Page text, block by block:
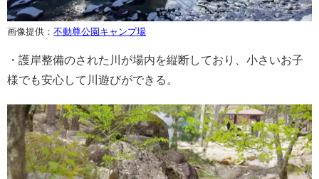
画像提供： 不動尊公園キャンプ場
・護岸整備のされた川が場内を縦断しており、小さいお子
様でも安心して川遊びができる。